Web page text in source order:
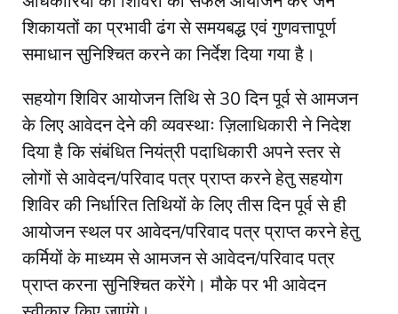
शिकायतों का प्रभावी ढंग से समयबद्ध एवं गुणवत्तापूर्ण
समाधान सुनिश्चित करने का निर्देश दिया गया है।
सहयोग शिविर आयोजन तिथि से 30 दिन पूर्व से आमजन
के लिए आवेदन देने की व्यवस्थाः ज़िलाधिकारी ने निदेश
दिया है कि संबंधित नियंत्री पदाधिकारी अपने स्तर से
लोगों से आवेदन/परिवाद पत्र प्राप्त करने हेतु सहयोग
शिविर की निर्धारित तिथियों के लिए तीस दिन पूर्व से ही
आयोजन स्थल पर आवेदन/परिवाद पत्र प्राप्त करने हेतु
कर्मियों के माध्यम से आमजन से आवेदन/परिवाद पत्र
प्राप्त करना सुनिश्चित करेंगे। मौके पर भी आवेदन